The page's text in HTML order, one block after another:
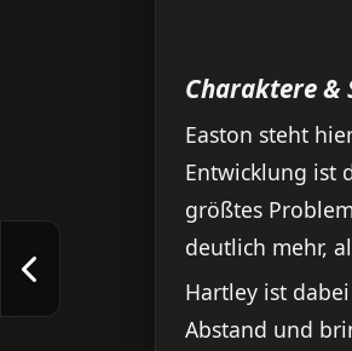
Charaktere &
Easton steht
Entwicklung ist
größtes
deutlich mehr,
Hartley ist
Abstand und